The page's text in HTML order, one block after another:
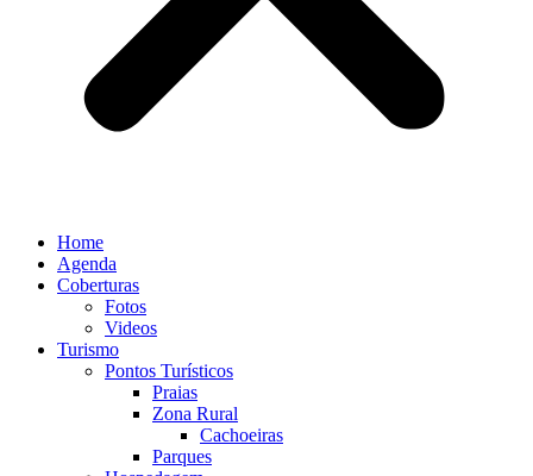
Home
Agenda
Coberturas
Fotos
Videos
Turismo
Pontos Turísticos
Praias
Zona Rural
Cachoeiras
Parques